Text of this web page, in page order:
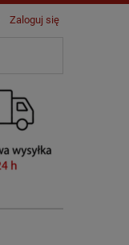
Zaloguj się